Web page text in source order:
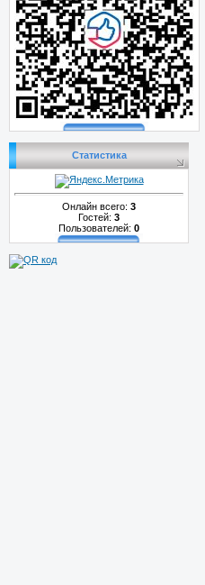
Статистика
Онлайн всего: 3
Гостей: 3
Пользователей: 0